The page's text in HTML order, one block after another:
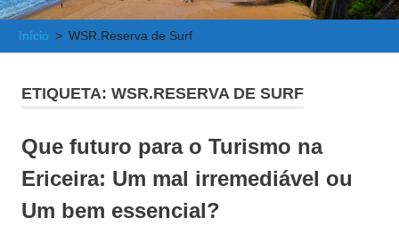
Início WSR.Reserva de Surf
ETIQUETA: WSR.RESERVA DE SURF
Que futuro para o Turismo na
Ericeira: Um mal irremediável ou
Um bem essencial?